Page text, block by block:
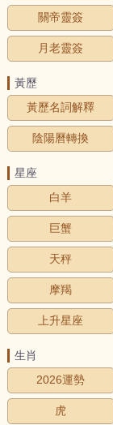
關帝靈簽
月老靈簽
黃歷
黃歷名詞解釋
陰陽曆轉換
星座
白羊
巨蟹
天秤
摩羯
上升星座
生肖
2026運勢
虎